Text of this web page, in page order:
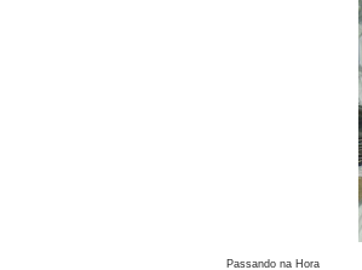
Passando na Hora